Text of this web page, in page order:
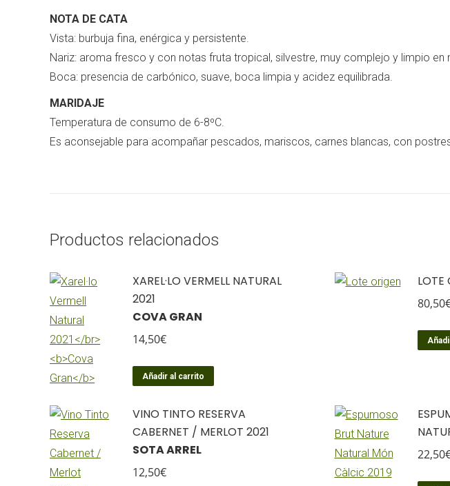
NOTA DE CATA
Vista: burbuja fina, enérgica y persistente.
Nariz: aroma fresco y con notas fruta tropical, silvestre, muy complejo y limpio en
Boca: presencia de carbónico, suave, boca limpia y acidez equilibrada.
MARIDAJE
Temperatura de consumo de 6-8ºC.
Es aconsejable para acompañar pescados, mariscos, carnes blancas, con
Productos relacionados
XAREL·LO VERMELL NATURAL
2021
COVA GRAN
14,50€
Añadir al carrito
LOTE
80,50
VINO TINTO RESERVA
CABERNET / MERLOT 2021
SOTA ARREL
12,50€
22,50